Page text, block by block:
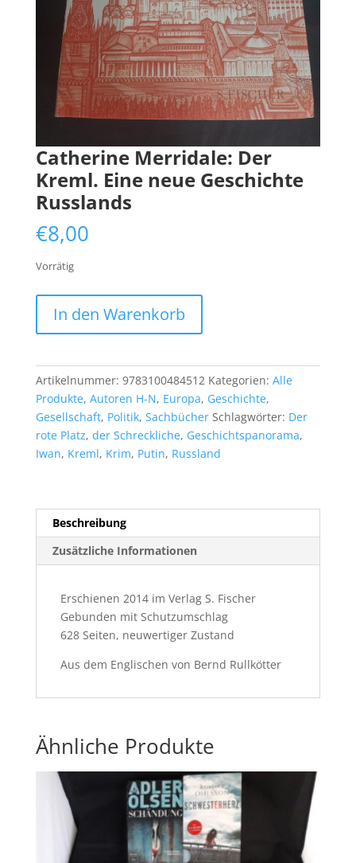
Catherine Merridale: Der
Kreml. Eine neue Geschichte
Russlands
€8,00
Vorrätig
Merridale:
Der
Eine
neue
Geschichte
Russlands
Menge
In den Warenkorb
Artikelnummer: 9783100484512 Kategorien: Alle
Produkte, Autoren H-N, Europa, Geschichte,
Gesellschaft, Politik, Sachbücher Schlagwörter: Der
rote Platz, der Schreckliche, Geschichtspanorama,
Iwan, Kreml, Krim, Putin, Russland
Beschreibung
Zusätzliche Informationen
Erschienen 2014 im Verlag S. Fischer
Gebunden mit Schutzumschlag
628 Seiten, neuwertiger Zustand
Aus dem Englischen von Bernd Rullkötter
Ähnliche Produkte